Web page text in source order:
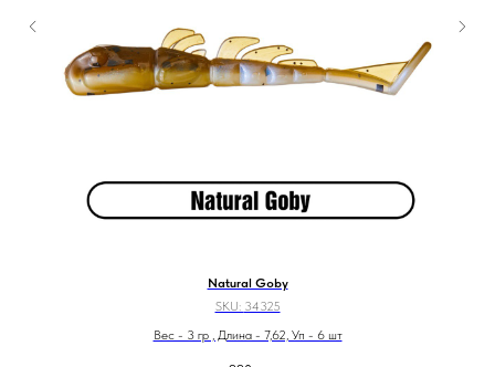
Natural Goby
SKU: 34325
Вес - 3 гр , Длина - 7,62, Уп - 6 шт